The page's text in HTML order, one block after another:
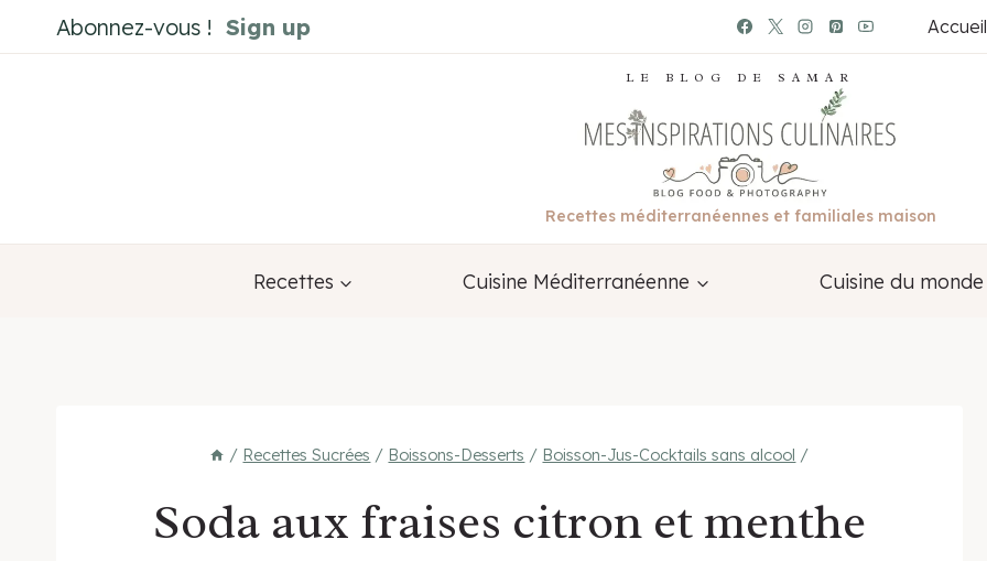
au
Abonnez-vous ! Sign up Accueil
LE BLOG DE SAMAR
Recettes méditerranéennes et familiales maison
Recettes Cuisine Méditerranéenne Cuisine du monde
/ Recettes Sucrées / Boissons-Desserts / Boisson-Jus-Cocktails sans alcool /
Soda aux fraises citron et menthe